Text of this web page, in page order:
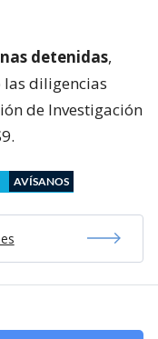
detenidas,
diligencias
de Investigación
AVÍSANOS